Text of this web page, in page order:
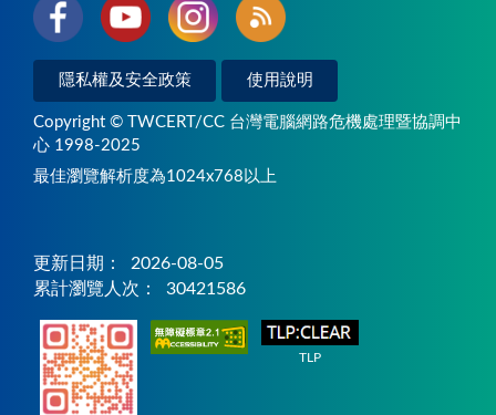
隱私權及安全政策 使用說明
Copyright © TWCERT/CC 台灣電腦網路危機處理暨協調中
心 1998-2025
最佳瀏覽解析度為1024x768以上
更新日期：
2026-08-05
累計瀏覽人次：
30421586
TLP